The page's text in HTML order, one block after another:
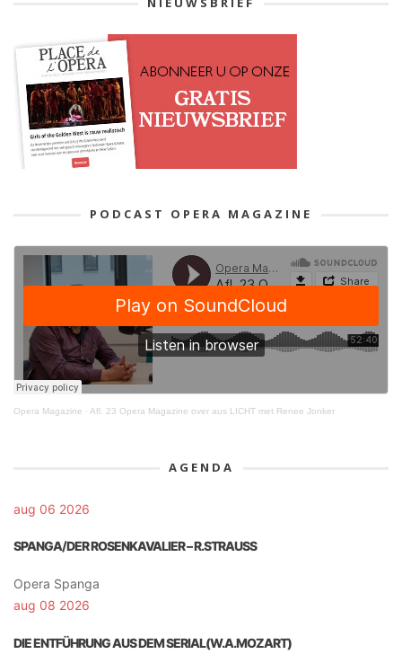
PODCAST OPERA MAGAZINE
Opera Magazine · Afl. 23 Opera Magazine over aus LICHT met Renee Jonker
AGENDA
aug 06 2026
SPANGA/DER ROSENKAVALIER – R.STRAUSS
Opera Spanga
aug 08 2026
DIE ENTFÜHRUNG AUS DEM SERIAL(W.A.MOZART)